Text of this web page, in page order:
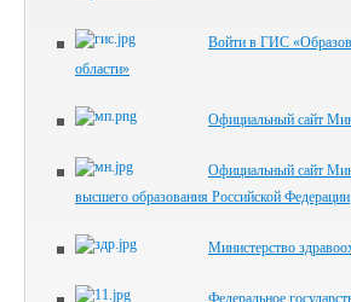
Войти в ГИС
области»
Официальный сайт
Официальный сайт
высшего образования Российской Федерации
Министерство
Федеральное